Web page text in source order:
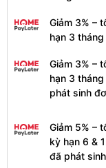
Giảm 3% –
hạn 3
Giảm 3% –
hạn 3
phát sinh
Giảm 5% –
kỳ hạn 6 &
đã phát